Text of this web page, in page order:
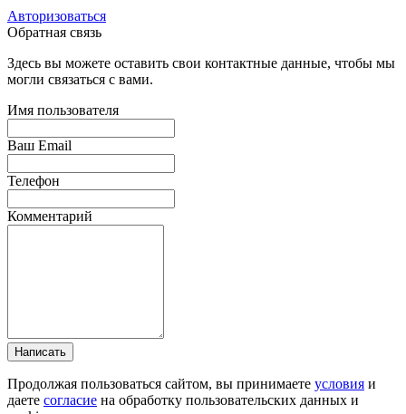
Авторизоваться
Обратная связь
Здесь вы можете оставить свои контактные данные, чтобы мы
могли связаться с вами.
Имя пользователя
Ваш Email
Телефон
Комментарий
Написать
Продолжая пользоваться сайтом, вы принимаете условия и
даете согласие на обработку пользовательских данных и